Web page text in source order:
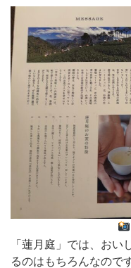
「蓮月庭」では、お
るのはもちろんなので